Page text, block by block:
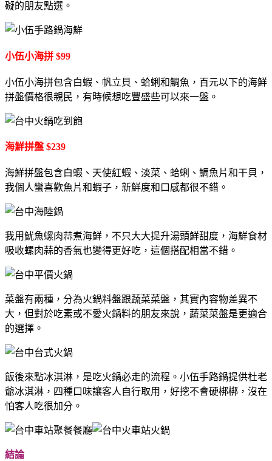
礙的朋友點選。
小伍小海拼 $99
小伍小海拼包含白蝦、帆立貝、蛤蜊和鯛魚，百元以下的海鮮
拼盤價格很親民，有時候想吃豐盛些可以來一盤。
海鮮拼盤 $239
海鮮拼盤包含白蝦、天使紅蝦、淡菜、蛤蜊、鯛魚片和干貝，
我個人蠻喜歡魚片和蝦子，新鮮度和口感都很不錯。
我用魷魚螺肉蒜煮海鮮，不只大大提升湯頭鮮甜度，海鮮食材
吸收螺肉蒜的香氣也變得更好吃，這個搭配相當不錯。
菜盤有兩種，分為火鍋料盤跟蔬菜菜盤，其實內容物差異不
大，但對於吃素或不愛火鍋料的朋友來說，蔬菜菜盤是更適合
的選擇。
飯後來點冰淇淋，是吃火鍋必走的流程。小伍手路鍋提供杜老
爺冰淇淋，四種口味讓客人自行取用，好挖不會硬梆梆，沒在
怕客人吃很加分。
結論